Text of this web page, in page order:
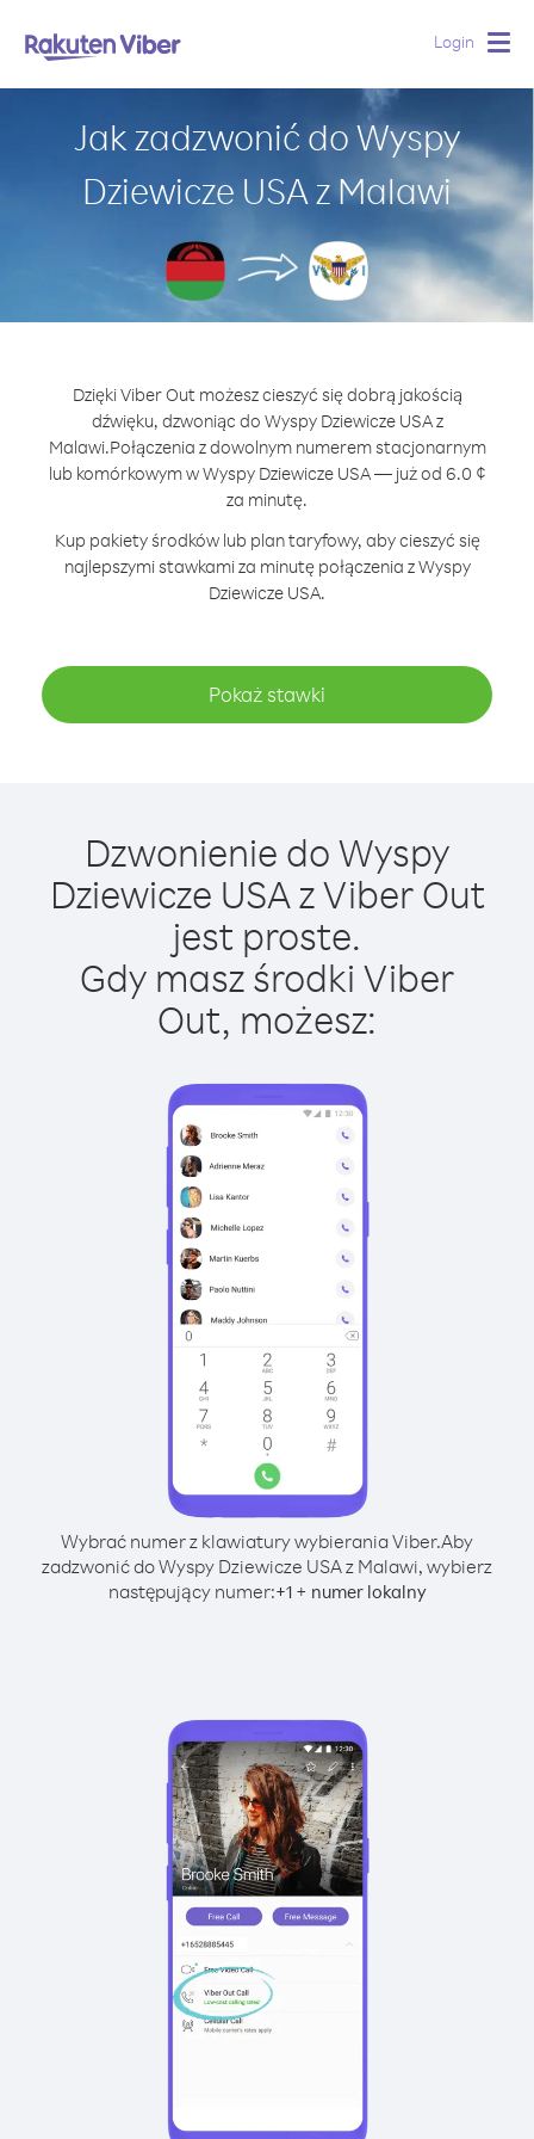
Login
Jak zadzwonić do Wyspy
Dziewicze USA z Malawi
Dzięki Viber Out możesz cieszyć się dobrą jakością
dźwięku, dzwoniąc do Wyspy Dziewicze USA z
Malawi.Połączenia z dowolnym numerem stacjonarnym
lub komórkowym w Wyspy Dziewicze USA — już od 6.0 ¢
za minutę.
Kup pakiety środków lub plan taryfowy, aby cieszyć się
najlepszymi stawkami za minutę połączenia z Wyspy
Dziewicze USA.
Pokaż stawki
Dzwonienie do Wyspy
Dziewicze USA z Viber Out
jest proste.
Gdy masz środki Viber
Out, możesz:
Wybrać numer z klawiatury wybierania Viber.Aby
zadzwonić do Wyspy Dziewicze USA z Malawi, wybierz
następujący numer:+1+ numer lokalny